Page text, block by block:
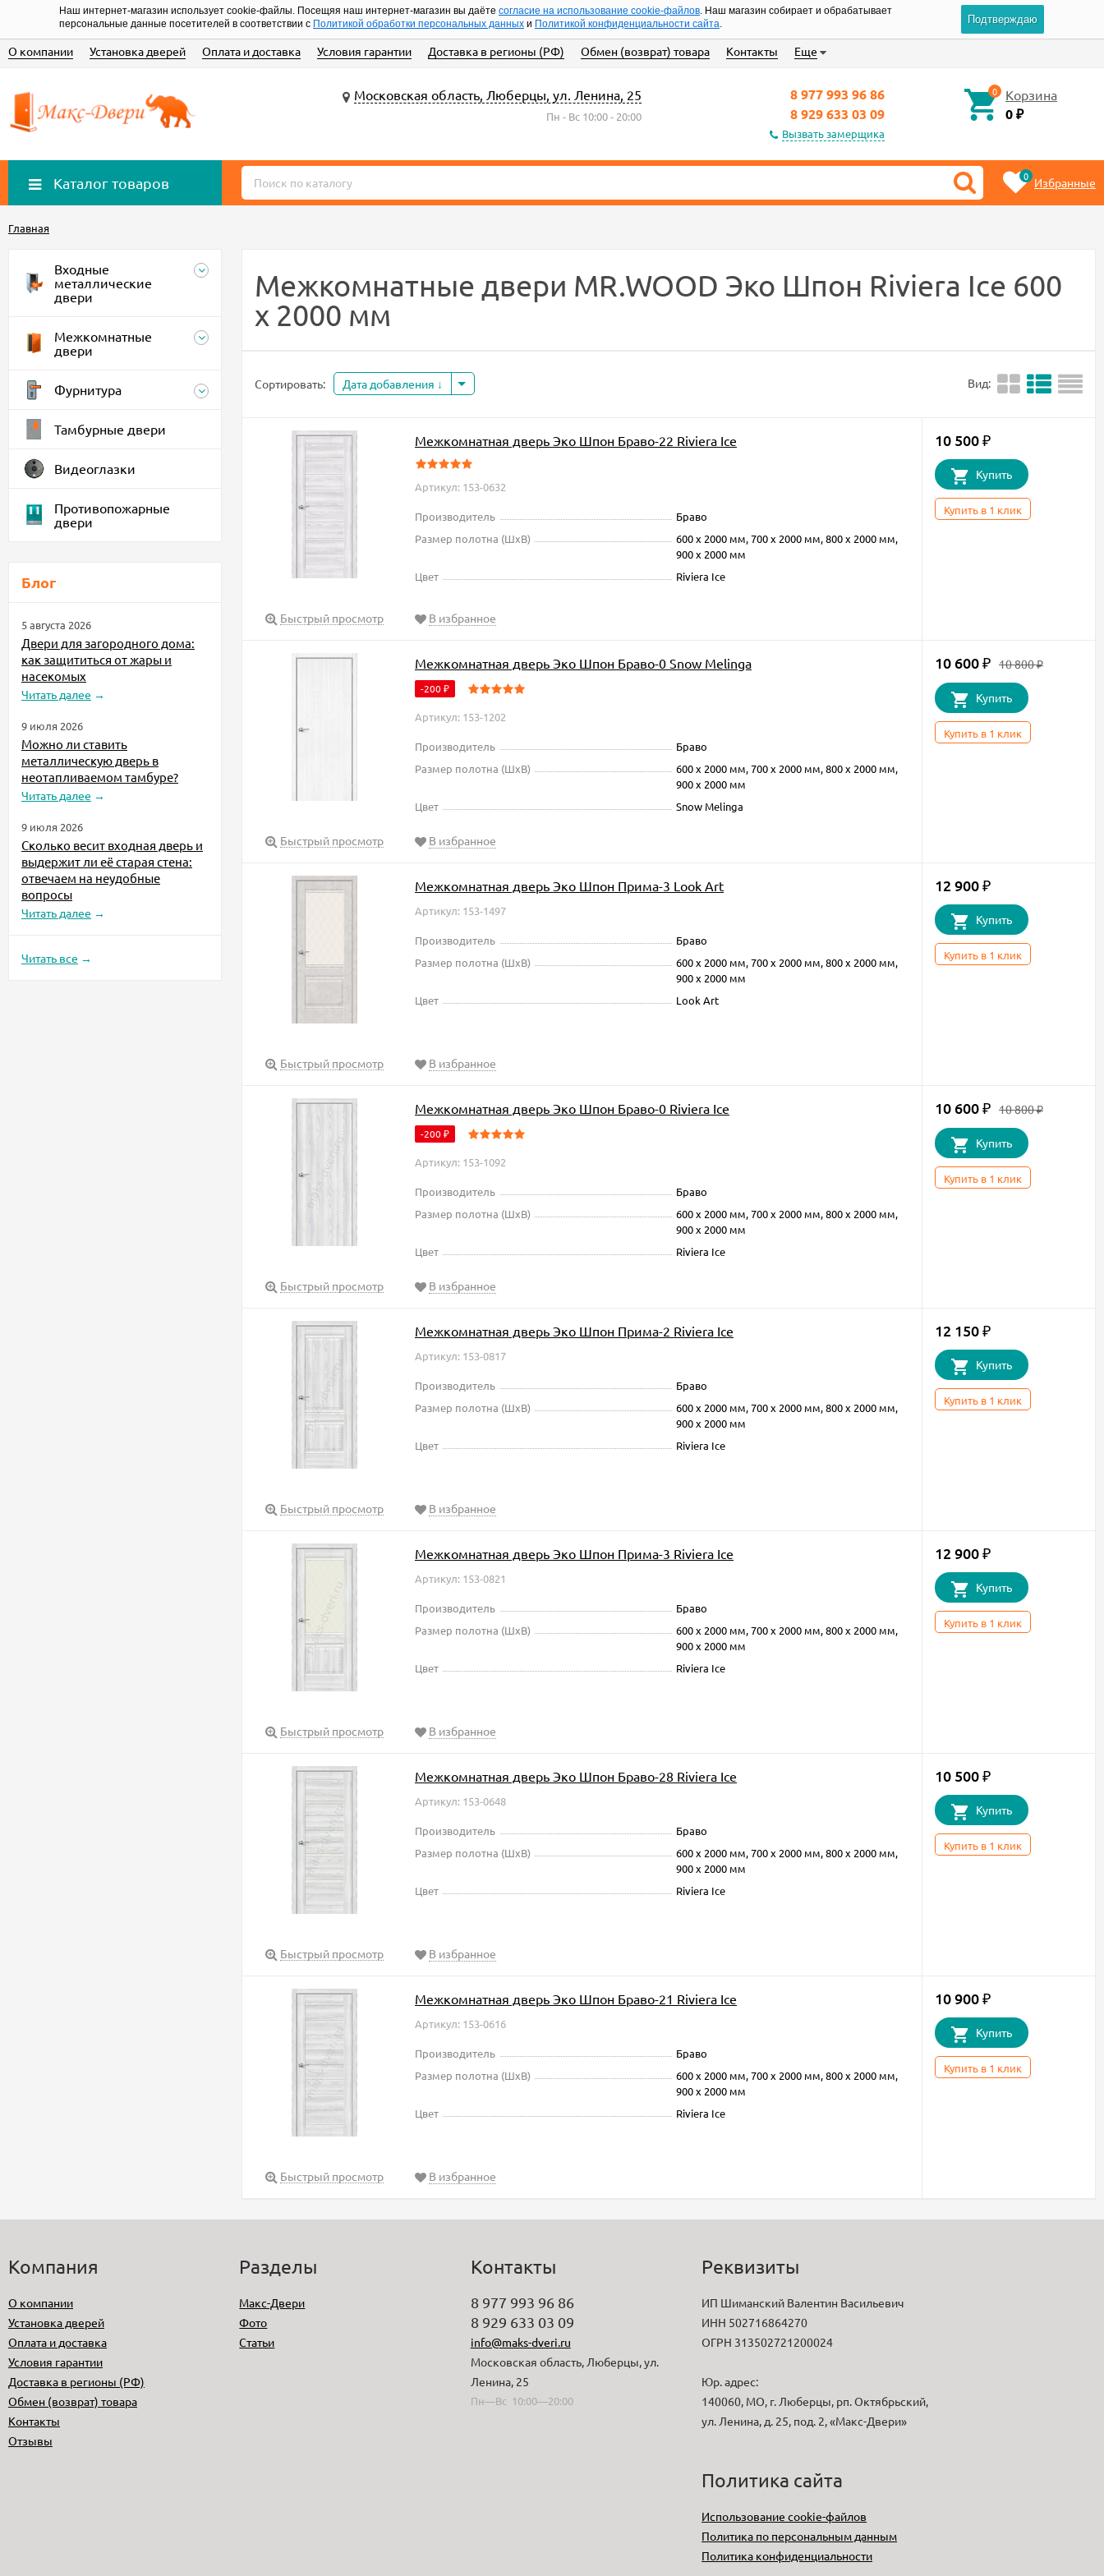
Наш интернет-магазин использует cookie-файлы. Посещяя наш интернет-магазин вы даёте согласие на использование cookie-файлов. Наш магазин собирает и обрабатывает
персональные данные посетителей в соответствии с Политикой обработки персональных данных и Политикой конфиденциальности сайта. Подтверждаю
О компании Установка дверей Оплата и доставка Условия гарантии Доставка в регионы (РФ) Обмен (возврат) товара Контакты Еще
Московская область, Люберцы, ул. Ленина, 25
Пн - Вс 10:00 - 20:00
8 977 993 96 86
8 929 633 03 09
Вызвать замерщика
0 Корзина
0₽
Каталог товаров 0 Избранные
Главная
Входные
металлические
двери
Межкомнатные
двери
Фурнитура
Тамбурные двери
Видеоглазки
Противопожарные
двери
Блог
5 августа 2026
Двери для загородного дома:
как защититься от жары и
насекомых
Читать далее →
9 июля 2026
Можно ли ставить
металлическую дверь в
неотапливаемом тамбуре?
Читать далее →
9 июля 2026
Сколько весит входная дверь и
выдержит ли её старая стена:
отвечаем на неудобные
вопросы
Читать далее →
Читать все →
Межкомнатные двери MR.WOOD Эко Шпон Riviera Ice 600
х 2000 мм
Сортировать: Дата добавления Вид:
Межкомнатная дверь Эко Шпон Браво-22 Riviera Ice
Артикул: 153-0632
Производитель
Браво
Размер полотна (ШxВ)
600 х 2000 мм, 700 х 2000 мм, 800 х 2000 мм,
900 х 2000 мм
Цвет
Riviera Ice
10 500 ₽
Купить
Купить в 1 клик
Быстрый просмотр В избранное
Межкомнатная дверь Эко Шпон Браво-0 Snow Melinga
-200 ₽
Артикул: 153-1202
Производитель
Браво
Размер полотна (ШxВ)
600 х 2000 мм, 700 х 2000 мм, 800 х 2000 мм,
900 х 2000 мм
Цвет
Snow Melinga
10 600 ₽ 10 800₽
Купить
Купить в 1 клик
Быстрый просмотр В избранное
Межкомнатная дверь Эко Шпон Прима-3 Look Art
Артикул: 153-1497
Производитель
Браво
Размер полотна (ШxВ)
600 х 2000 мм, 700 х 2000 мм, 800 х 2000 мм,
900 х 2000 мм
Цвет
Look Art
12 900 ₽
Купить
Купить в 1 клик
Быстрый просмотр В избранное
Межкомнатная дверь Эко Шпон Браво-0 Riviera Ice
-200 ₽
Артикул: 153-1092
Производитель
Браво
Размер полотна (ШxВ)
600 х 2000 мм, 700 х 2000 мм, 800 х 2000 мм,
900 х 2000 мм
Цвет
Riviera Ice
10 600 ₽ 10 800₽
Купить
Купить в 1 клик
Быстрый просмотр В избранное
Межкомнатная дверь Эко Шпон Прима-2 Riviera Ice
Артикул: 153-0817
Производитель
Браво
Размер полотна (ШxВ)
600 х 2000 мм, 700 х 2000 мм, 800 х 2000 мм,
900 х 2000 мм
Цвет
Riviera Ice
12 150 ₽
Купить
Купить в 1 клик
Быстрый просмотр В избранное
Межкомнатная дверь Эко Шпон Прима-3 Riviera Ice
Артикул: 153-0821
Производитель
Браво
Размер полотна (ШxВ)
600 х 2000 мм, 700 х 2000 мм, 800 х 2000 мм,
900 х 2000 мм
Цвет
Riviera Ice
12 900 ₽
Купить
Купить в 1 клик
Быстрый просмотр В избранное
Межкомнатная дверь Эко Шпон Браво-28 Riviera Ice
Артикул: 153-0648
Производитель
Браво
Размер полотна (ШxВ)
600 х 2000 мм, 700 х 2000 мм, 800 х 2000 мм,
900 х 2000 мм
Цвет
Riviera Ice
10 500 ₽
Купить
Купить в 1 клик
Быстрый просмотр В избранное
Межкомнатная дверь Эко Шпон Браво-21 Riviera Ice
Артикул: 153-0616
Производитель
Браво
Размер полотна (ШxВ)
600 х 2000 мм, 700 х 2000 мм, 800 х 2000 мм,
900 х 2000 мм
Цвет
Riviera Ice
10 900 ₽
Купить
Купить в 1 клик
Быстрый просмотр В избранное
Компания
О компании
Установка дверей
Оплата и доставка
Условия гарантии
Доставка в регионы (РФ)
Обмен (возврат) товара
Контакты
Отзывы
Разделы
Макс-Двери
Фото
Статьи
Контакты
8 977 993 96 86
8 929 633 03 09
info@maks-dveri.ru
Московская область, Люберцы, ул.
Ленина, 25
Пн—Вс 10:00—20:00
Реквизиты
ИП Шиманский Валентин Васильевич
ИНН 502716864270
ОГРН 313502721200024
Юр. адрес:
140060, МО, г. Люберцы, рп. Октябрьский,
ул. Ленина, д. 25, под. 2, «Макс-Двери»
Политика сайта
Использование cookie-файлов
Политика по персональным данным
Политика конфиденциальности